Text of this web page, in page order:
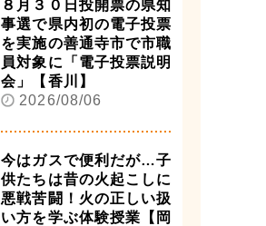
８月３０日投開票の県知
事選で県内初の電子投票
を実施の善通寺市で市職
員対象に「電子投票説明
会」【香川】
2026/08/06
今はガスで便利だが…子
供たちは昔の火起こしに
悪戦苦闘！火の正しい扱
い方を学ぶ体験授業【岡